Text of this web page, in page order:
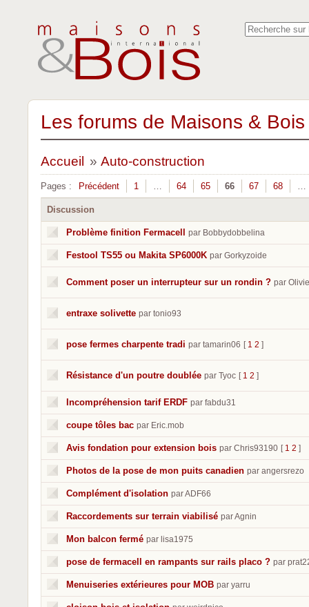
Les forums de Maisons &
Accueil » Auto-construction
Pages : Précédent 1 … 64 65 66 67 68 …
Discussion
Problème finition Fermacell par Bobbydobbelina
Festool TS55 ou Makita SP6000K par Gorkyzoide
Comment poser un interrupteur sur un rondin ? par
entraxe solivette par tonio93
pose fermes charpente tradi par tamarin06 [ 1 2 ]
Résistance d'un poutre doublée par Tyoc [ 1 2 ]
Incompréhension tarif ERDF par fabdu31
coupe tôles bac par Eric.mob
Avis fondation pour extension bois par Chris93190 [ 1 2 ]
Photos de la pose de mon puits canadien par angersrezo
Complément d'isolation par ADF66
Raccordements sur terrain viabilisé par Agnin
Mon balcon fermé par lisa1975
pose de fermacell en rampants sur rails placo ? par
Menuiseries extérieures pour MOB par yarru